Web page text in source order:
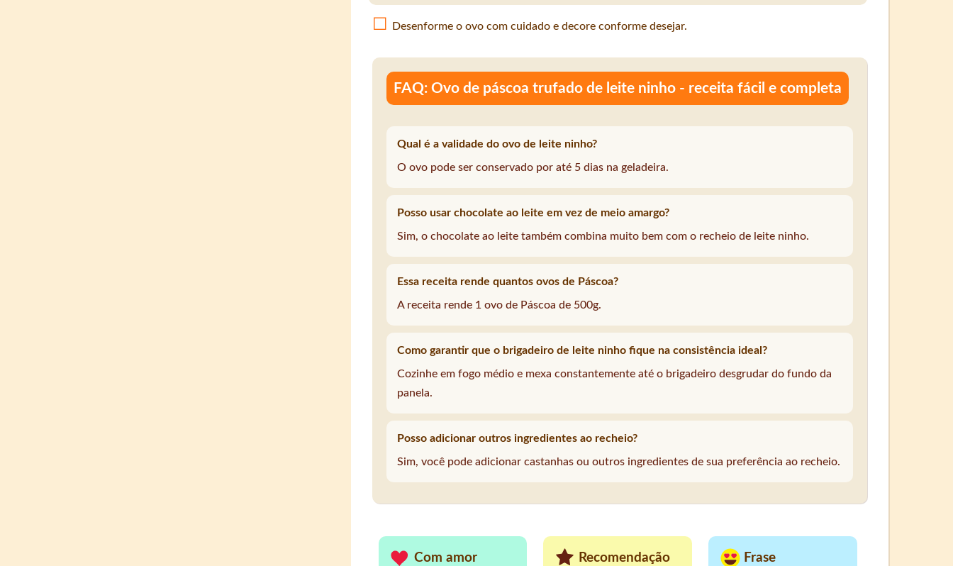
Desenforme o ovo com cuidado e decore conforme desejar.
FAQ: Ovo de páscoa trufado de leite ninho - receita fácil e completa
Qual é a validade do ovo de leite ninho?
O ovo pode ser conservado por até 5 dias na geladeira.
Posso usar chocolate ao leite em vez de meio amargo?
Sim, o chocolate ao leite também combina muito bem com o recheio de leite ninho.
Essa receita rende quantos ovos de Páscoa?
A receita rende 1 ovo de Páscoa de 500g.
Como garantir que o brigadeiro de leite ninho fique na consistência ideal?
Cozinhe em fogo médio e mexa constantemente até o brigadeiro desgrudar do fundo da
panela.
Posso adicionar outros ingredientes ao recheio?
Sim, você pode adicionar castanhas ou outros ingredientes de sua preferência ao recheio.
Com amor Recomendação Frase